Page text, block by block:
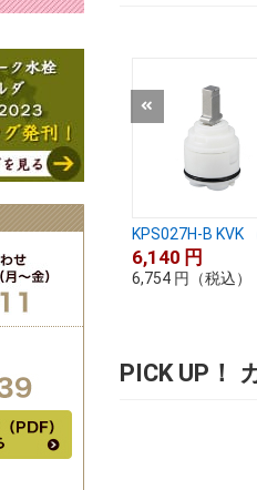
KPS027H-B KVK （
6,140 円
6,754 円 （税込）
PICK UP！